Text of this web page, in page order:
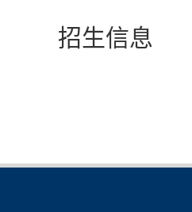
招生信息